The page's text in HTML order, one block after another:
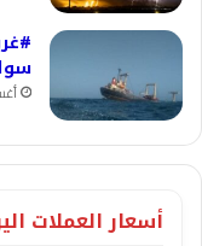
أسعار العملات